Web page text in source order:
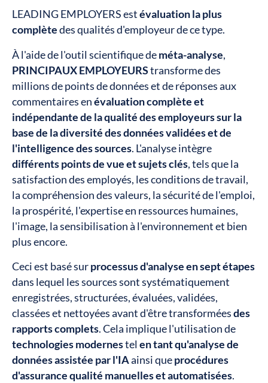
LEADING EMPLOYERS estévaluation la plus
complètedes qualités d'employeur de ce type.
À l'aide de l'outil scientifique deméta-analyse,
PRINCIPAUX EMPLOYEURStransforme des
millions de points de données et de réponses aux
commentaires enévaluation complète et
indépendante de la qualité des employeurs sur la
base de la diversité des données validées et de
l'intelligence des sources. L'analyse intègre
différents points de vue et sujets clés, tels que la
satisfaction des employés, les conditions de travail,
la compréhension des valeurs, la sécurité de l'emploi,
la prospérité, l'expertise en ressources humaines,
l'image, la sensibilisation à l'environnement et bien
plus encore.
Ceci est basé surprocessus d'analyse en sept étapes
dans lequel les sources sont systématiquement
enregistrées, structurées, évaluées, validées,
classées et nettoyées avant d'être transforméesdes
rapports complets. Cela implique l'utilisation de
technologies modernestel en tant qu'analyse de
données assistée par l'IAainsi queprocédures
d'assurance qualité manuelles et automatisées.